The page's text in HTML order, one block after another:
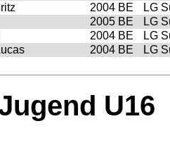
2004 BE
LG
2005 BE
LG
2004 BE
LG
2004 BE LG
U16